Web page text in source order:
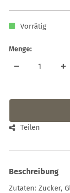
Vorrätig
Menge:
Teilen
Beschreibung
Zutaten: Zucker,